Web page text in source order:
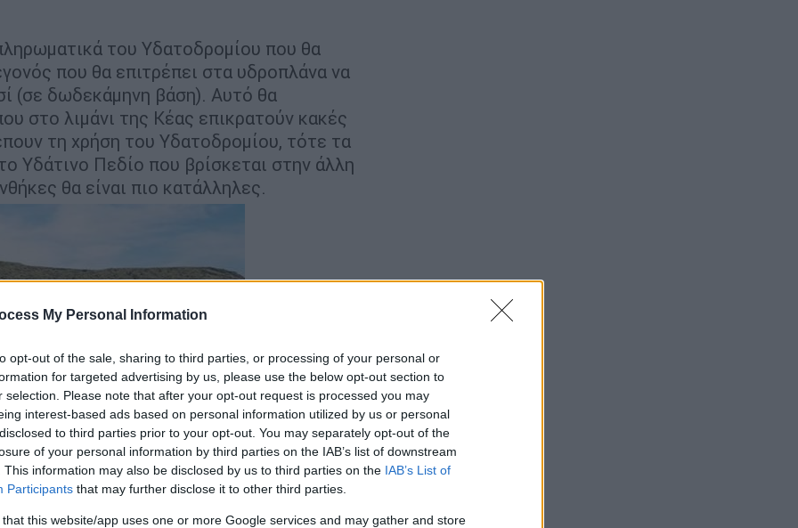
My Personal Information
opt-out of the sale, sharing to third parties, or processing of your personal or
for targeted advertising by us, please use the below opt-out section to
selection. Please note that after your opt-out request is processed you may
interest-based ads based on personal information utilized by us or personal
to third parties prior to your opt-out. You may separately opt-out of the
of your personal information by third parties on the IAB’s list of downstream
This information may also be disclosed by us to third parties on the IAB’s List of
Participants that may further disclose it to other third parties.
that this website/app uses one or more Google services and may gather and store
του Υδατοδρομίου που θα
που θα επιτρέπει στα υδροπλάνα να
(σε δωδεκάμηνη βάση). Αυτό θα
στο λιμάνι της Κέας επικρατούν κακές
τη χρήση του Υδατοδρομίου, τότε τα
Υδάτινο Πεδίο που βρίσκεται στην άλλη
θα είναι πιο κατάλληλες.